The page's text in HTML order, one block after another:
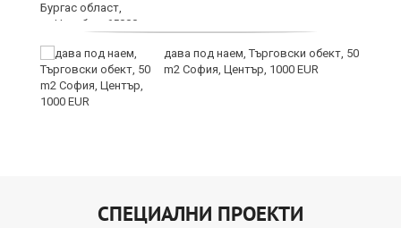
дава под наем, Търговски обект, 50
m2 София, Център, 1000 EUR
СПЕЦИАЛНИ ПРОЕКТИ